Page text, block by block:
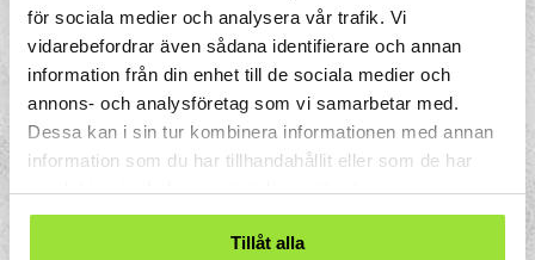
för sociala medier och analysera vår trafik. Vi
vidarebefordrar även sådana identifierare och annan
information från din enhet till de sociala medier och
annons- och analysföretag som vi samarbetar med.
Dessa kan i sin tur kombinera informationen med annan
information som du har tillhandahållit eller som de har
samlat in när du har använt deras tjänster.
Tillåt alla
leder ut från det centrala nervsystemet,
samt mellan axonen från de afferenta
neuronerna/som leder in till det centrala
nervsystemet till hjärnan via
ryggmärgsnerven.
motoriska nervceller, som skickar vidare
signaler till musklerna att dra ihop sig. Det